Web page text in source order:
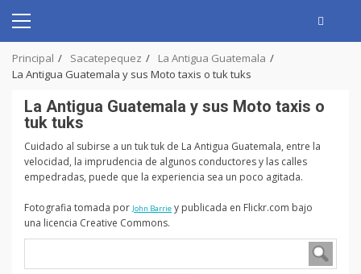
content
Primary
Principal Sacatepequez
La Antigua Guatemala
La Antigua Guatemala y sus Moto taxis o tuk tuks
La Antigua Guatemala y sus Moto taxis o
tuk tuks
Cuidado al subirse a un tuk tuk de La Antigua Guatemala, entre la
velocidad, la imprudencia de algunos conductores y las calles
empedradas, puede que la experiencia sea un poco agitada.
Fotografia tomada por John Barrie y publicada en Flickr.com bajo
una licencia Creative Commons.